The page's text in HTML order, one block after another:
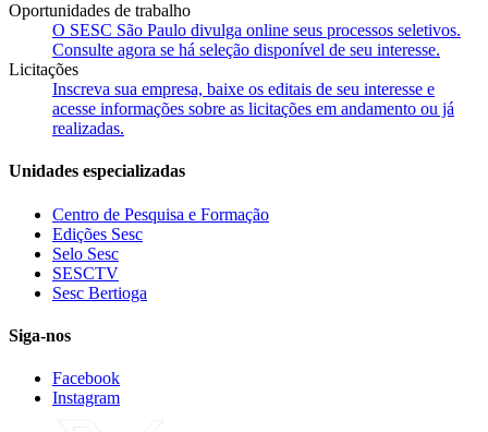
Oportunidades de trabalho
O SESC São Paulo divulga online seus processos seletivos.
Consulte agora se há seleção disponível de seu interesse.
Licitações
Inscreva sua empresa, baixe os editais de seu interesse e
acesse informações sobre as licitações em andamento ou já
realizadas.
Unidades especializadas
Centro de Pesquisa e Formação
Edições Sesc
Selo Sesc
SESCTV
Sesc Bertioga
Siga-nos
Facebook
Instagram